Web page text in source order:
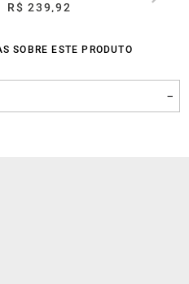
R$ 239,92
SOBRE ESTE PRODUTO